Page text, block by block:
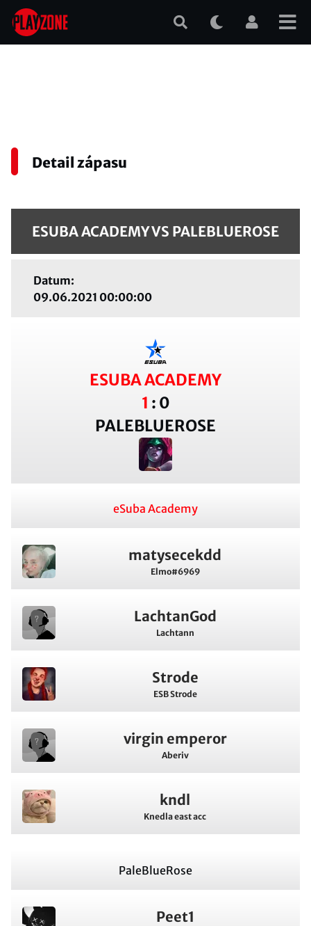
Přejít
hlavnímu
Detail zápasu
ESUBA ACADEMY VS PALEBLUEROSE
Datum:
09.06.2021 00:00:00
ESUBA ACADEMY
1 : 0
PALEBLUEROSE
eSuba Academy
matysecekdd
Elmo#6969
LachtanGod
Lachtann
Strode
ESB Strode
virgin emperor
Aberiv
kndl
Knedla east acc
PaleBlueRose
Peet1